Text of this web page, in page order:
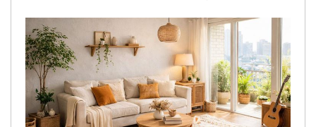
the
end
of
the
images
gallery